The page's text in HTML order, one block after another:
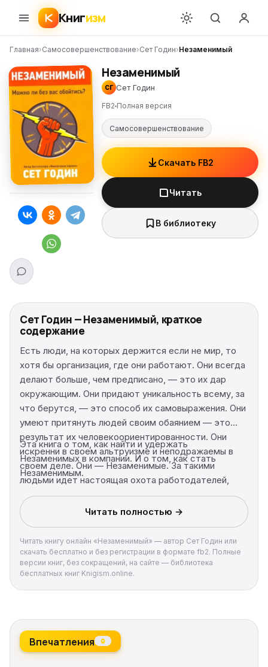
Книгизм
Главная›Самосовершенствование›Сет Годин›Незаменимый
Незаменимый
СГ Сет Годин
FB2 Полная версия
Самосовершенствование
Скачать FB2
Читать
В библиотеку
Сет Годин — Незаменимый, краткое
содержание
Есть люди, на которых держится если не мир, то
хотя бы организация, где они работают. Они всегда
делают больше, чем предписано, — это их дар
окружающим. Они придают уникальность всему, за
что берутся, — это способ их самовыражения. Они
умеют притянуть людей своим обаянием — это
результат их человекоориентированности. Они
искренни в своем альтруизме и неподражаемы в
своем деле. Они — Незаменимые. За такими
людьми идет настоящая охота работодателей,
потому что они эффективнее сотни
посредственных работников. На Незаменимых не
экономят: без них компании не выжить.
Эта книга о том, как найти и удержать
Незаменимых в компании. И о том, как стать
Незаменимым.
Читать полностью →
Читать книгу онлайн «Незаменимый» — автор Сет Годин или
скачать бесплатно и без регистрации в формате fb2. Полные
версии книг, без сокращений, на сайте — библиотека
бесплатных книг Knigism.online.
Впечатления 0